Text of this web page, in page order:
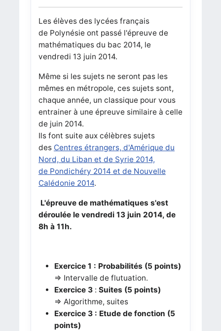
Les élèves des lycées français
de Polynésie ont passé l'épreuve de
mathématiques du bac 2014, le
vendredi 13 juin 2014.
Même si les sujets ne seront pas les
mêmes en métropole, ces sujets sont,
chaque année, un classique pour vous
entrainer à une épreuve similaire à celle
de juin 2014.
Ils font suite aux célèbres sujets
des Centres étrangers, d'Amérique du
Nord, du Liban et de Syrie 2014,
de Pondichéry 2014 et de Nouvelle
Calédonie 2014.
L'épreuve de mathématiques s'est
déroulée le vendredi 13 juin 2014, de
8h à 11h.
Exercice 1 : Probabilités (5 points)
=> Intervalle de flutuation.
Exercice 3: Suites (5 points)
=> Algorithme, suites
Exercice 3 : Etude de fonction (5
points)